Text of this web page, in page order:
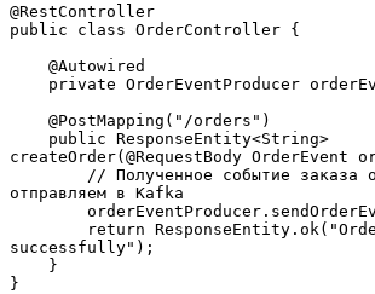
@RestController
public class OrderController {
    @Autowired
private OrderEventProducer
    @PostMapping("/orders")
createOrder(@RequestBody OrderEvent
отправляем в Kafka
successfully");
    }
}